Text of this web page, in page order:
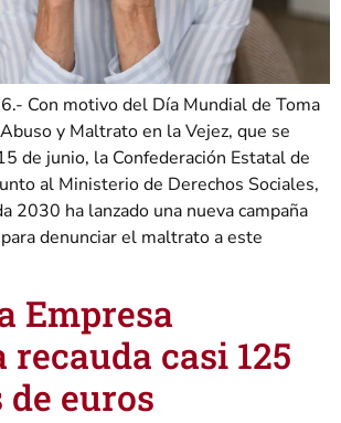
Con motivo del Día Mundial de Toma
y Maltrato en la Vejez, que se
de junio, la Confederación Estatal de
al Ministerio de Derechos Sociales,
2030 ha lanzado una nueva campaña
denunciar el maltrato a este
Empresa
casi 125
euros